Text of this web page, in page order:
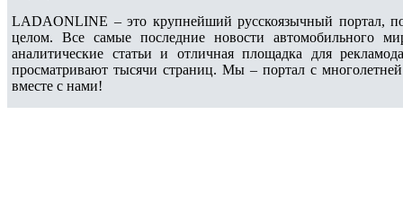
LADAONLINE – это крупнейший русскоязычный портал,
целом. Все самые последние новости автомобильного
аналитические статьи и отличная площадка для
просматривают тысячи страниц. Мы – портал с
вместе с нами!